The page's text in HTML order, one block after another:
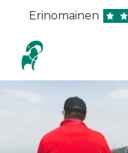
Erinomainen